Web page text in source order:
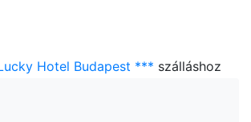
Hotel Budapest *** szálláshoz